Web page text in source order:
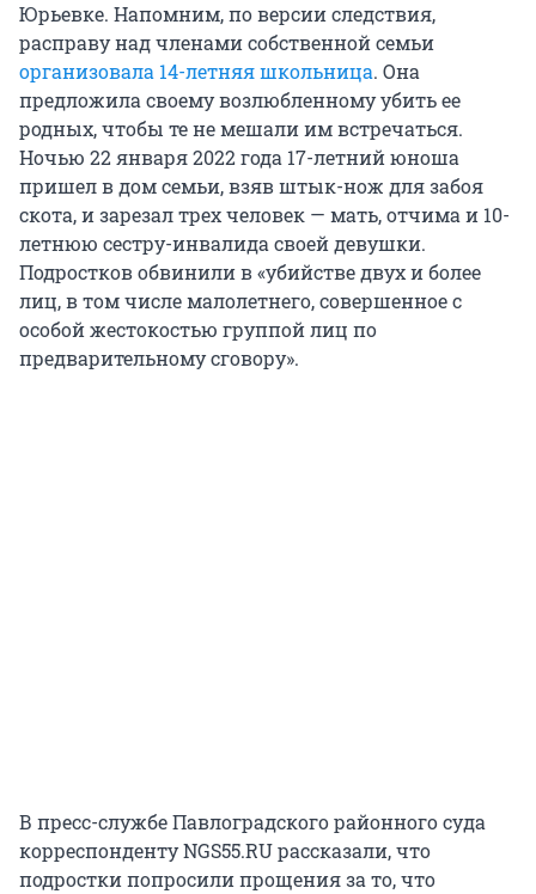
Юрьевке. Напомним, по версии следствия,
расправу над членами собственной семьи
организовала 14-летняя школьница. Она
предложила своему возлюбленному убить ее
родных, чтобы те не мешали им встречаться.
Ночью 22 января 2022 года 17-летний юноша
пришел в дом семьи, взяв штык-нож для забоя
скота, и зарезал трех человек — мать, отчима и 10-
летнюю сестру-инвалида своей девушки.
Подростков обвинили в «убийстве двух и более
лиц, в том числе малолетнего, совершенное с
особой жестокостью группой лиц по
предварительному сговору».
В пресс-службе Павлоградского районного суда
корреспонденту NGS55.RU рассказали, что
подростки попросили прощения за то, что